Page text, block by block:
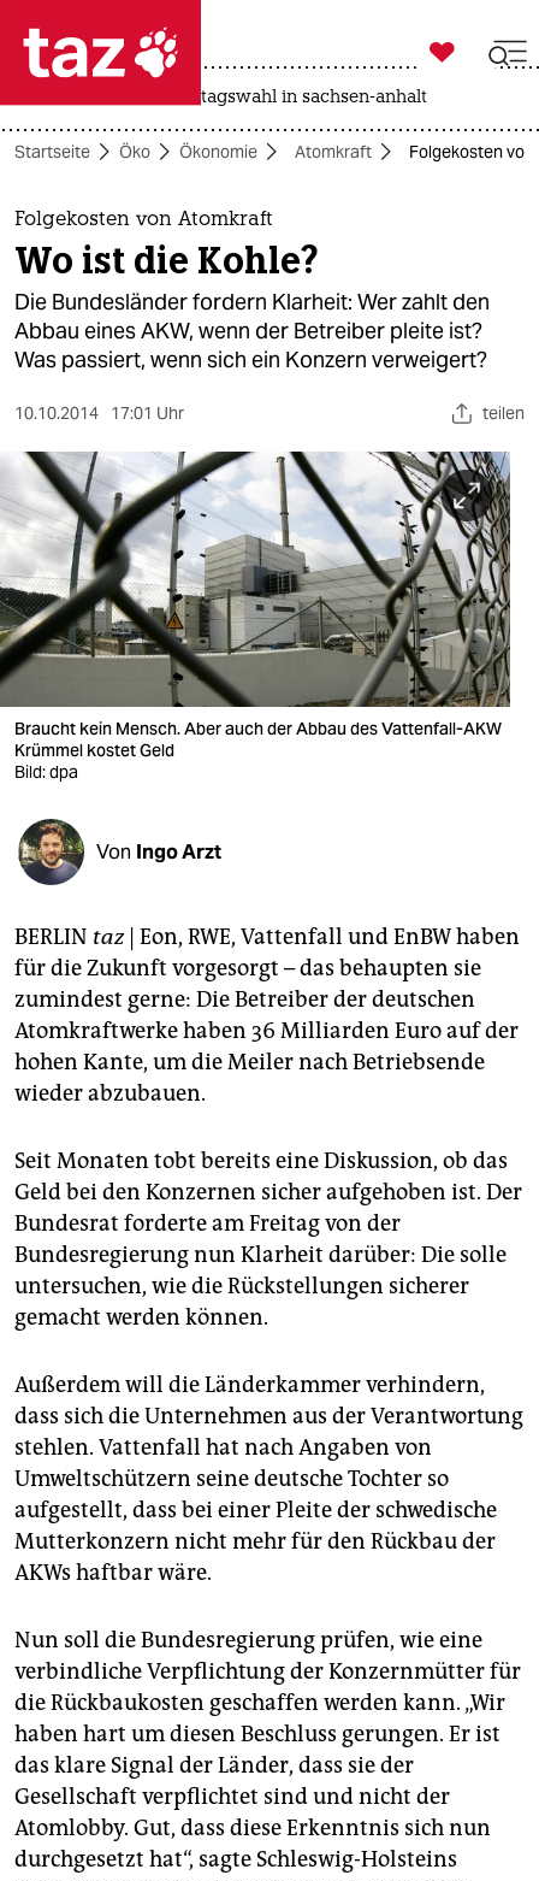
 taz zahl ich
taz zahl ich
themen
politik
öko
gesellschaft
sport
berlin
nord
wahrheit
verlag
verlag
shop
fragen & hilfe
unterstützen
abo
genossenschaft
epaper login

taz zahl ich
landtagswahl in sachsen-anhalt
Startseite Öko Ökonomie Atomkraft Folgekosten
Folgekosten von Atomkraft
Wo ist die Kohle?
Die Bundesländer fordern Klarheit: Wer zahlt den
Abbau eines AKW, wenn der Betreiber pleite ist?
Was passiert, wenn sich ein Konzern verweigert?
10.10.2014 17:01 Uhr teilen
Braucht kein Mensch. Aber auch der Abbau des Vattenfall-AKW
Krümmel kostet Geld
Bild: dpa
Von Ingo Arzt
BERLIN taz| Eon, RWE, Vattenfall und EnBW haben
für die Zukunft vorgesorgt – das behaupten sie
zumindest gerne: Die Betreiber der deutschen
Atomkraftwerke haben 36 Milliarden Euro auf der
hohen Kante, um die Meiler nach Betriebsende
wieder abzubauen.
Seit Monaten tobt bereits eine Diskussion, ob das
Geld bei den Konzernen sicher aufgehoben ist. Der
Bundesrat forderte am Freitag von der
Bundesregierung nun Klarheit darüber: Die solle
untersuchen, wie die Rückstellungen sicherer
gemacht werden können.
Außerdem will die Länderkammer verhindern,
dass sich die Unternehmen aus der Verantwortung
stehlen. Vattenfall hat nach Angaben von
Umweltschützern seine deutsche Tochter so
aufgestellt, dass bei einer Pleite der schwedische
Mutterkonzern nicht mehr für den Rückbau der
AKWs haftbar wäre.
Nun soll die Bundesregierung prüfen, wie eine
verbindliche Verpflichtung der Konzernmütter für
die Rückbaukosten geschaffen werden kann. „Wir
haben hart um diesen Beschluss gerungen. Er ist
das klare Signal der Länder, dass sie der
Gesellschaft verpflichtet sind und nicht der
Atomlobby. Gut, dass diese Erkenntnis sich nun
durchgesetzt hat“, sagte Schleswig-Holsteins